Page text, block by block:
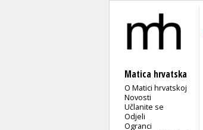
Matica hrvatska
O Matici hrvatskoj
Novosti
Učlanite se
Odjeli
Ogranci